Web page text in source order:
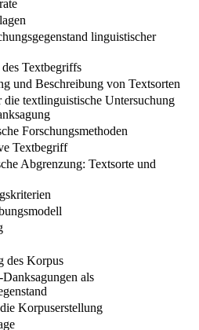
linguistischer
Textbegriffs
und Beschreibung von Textsorten
die textlinguistische Untersuchung
Forschungsmethoden
Textbegriff
Abgrenzung: Textsorte und
des Korpus
als
Korpuserstellung